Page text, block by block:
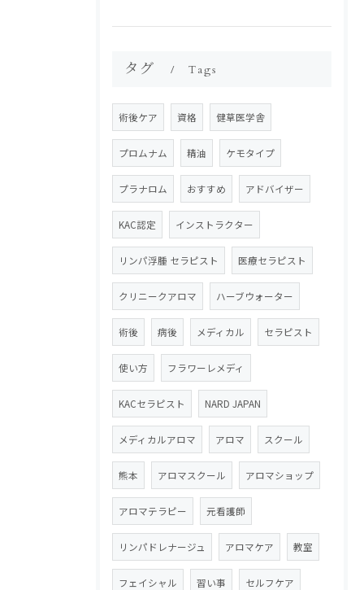
タグ Tags
術後ケア 資格 健草医学舎
プロムナム 精油 ケモタイプ
プラナロム おすすめ アドバイザー
KAC認定 インストラクター
リンパ浮腫 セラピスト 医療セラピスト
クリニークアロマ ハーブウォーター
術後 病後 メディカル セラピスト
使い方 フラワーレメディ
KACセラピスト NARD JAPAN
メディカルアロマ アロマ スクール
熊本 アロマスクール アロマショップ
アロマテラピー 元看護師
リンパドレナージュ アロマケア 教室
フェイシャル 習い事 セルフケア